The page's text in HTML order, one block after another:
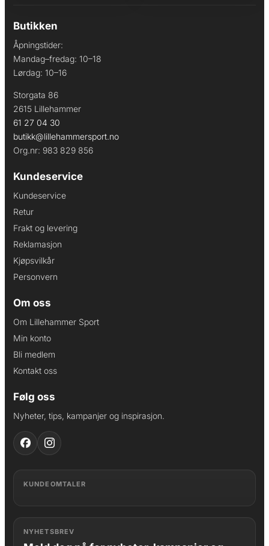
Butikken
Åpningstider:
Mandag–fredag: 10–18
Lørdag: 10–16
Storgata 86
2615 Lillehammer
61 27 04 30
butikk@lillehammersport.no
Org.nr: 983 829 856
Kundeservice
Kundeservice
Retur
Frakt og levering
Reklamasjon
Kjøpsvilkår
Personvern
Om oss
Om Lillehammer Sport
Min konto
Bli medlem
Kontakt oss
Følg oss
Nyheter, tips, kampanjer og inspirasjon.
KUNDEOMTALER
NYHETSBREV